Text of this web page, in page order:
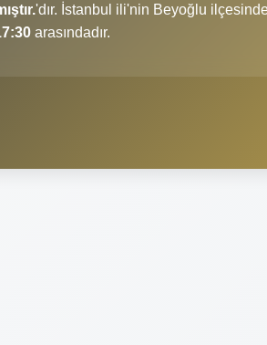
'dır. İstanbul ili'nin Beyoğlu
arasındadır.